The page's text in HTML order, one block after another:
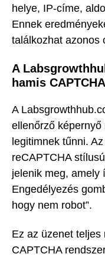
helye, IP-címe,
Ennek
találkozhat azonos
A
hamis
A
ellenőrző képernyő
legitimnek tűnni.
reCAPTCHA
jelenik meg, amely
Engedélyezés
hogy nem robot”.
Ez az üzenet teljes
CAPTCHA